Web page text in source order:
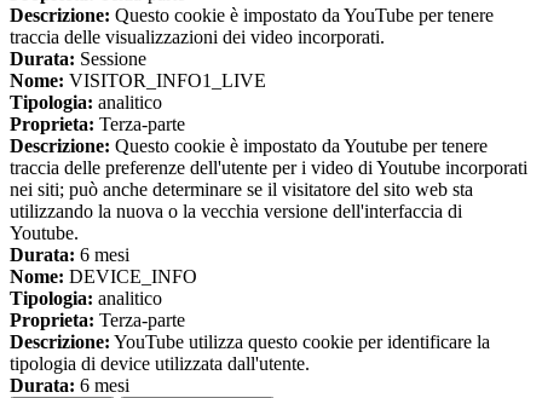
Descrizione: Questo cookie è impostato da YouTube per tenere
traccia delle visualizzazioni dei video incorporati.
Durata: Sessione
Nome: VISITOR_INFO1_LIVE
Tipologia: analitico
Proprieta: Terza-parte
Descrizione: Questo cookie è impostato da Youtube per tenere
traccia delle preferenze dell'utente per i video di Youtube incorporati
nei siti; può anche determinare se il visitatore del sito web sta
utilizzando la nuova o la vecchia versione dell'interfaccia di
Youtube.
Durata: 6 mesi
Nome: DEVICE_INFO
Tipologia: analitico
Proprieta: Terza-parte
Descrizione: YouTube utilizza questo cookie per identificare la
tipologia di device utilizzata dall'utente.
Durata: 6 mesi